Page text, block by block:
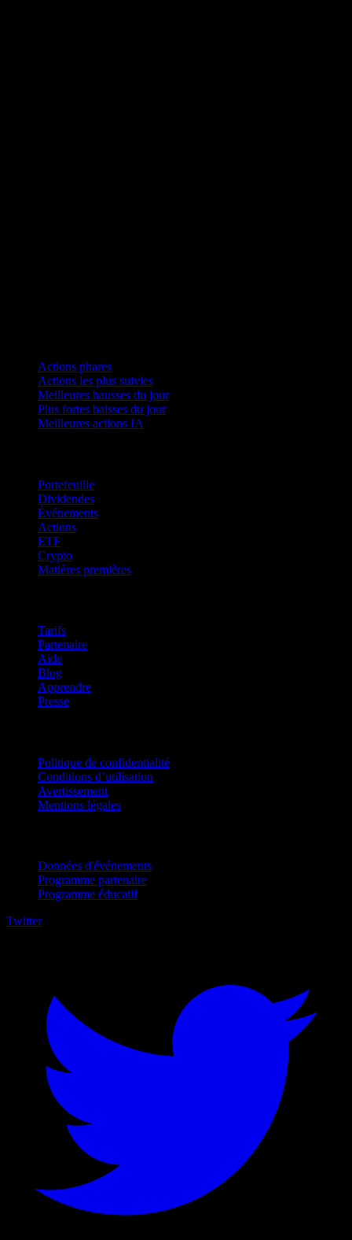
Actions phares
Actions les plus suivies
Meilleures hausses du jour
Plus fortes baisses du jour
Meilleures actions IA
Portefeuille
Dividendes
Événements
Actions
ETF
Crypto
Matières premières
Tarifs
Partenaire
Aide
Blog
Apprendre
Presse
Politique de confidentialité
Conditions d’utilisation
Avertissement
Mentions légales
Données d'événements
Programme partenaire
Programme éducatif
Twitter